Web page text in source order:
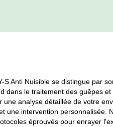
S Anti Nuisible se distingue par
dans le traitement des guêpes
une analyse détaillée de votre
une intervention personnalisée.
éprouvés pour enrayer